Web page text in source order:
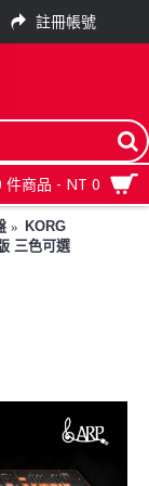
註冊帳號
件商品 - NT 0
KORG
三色可選